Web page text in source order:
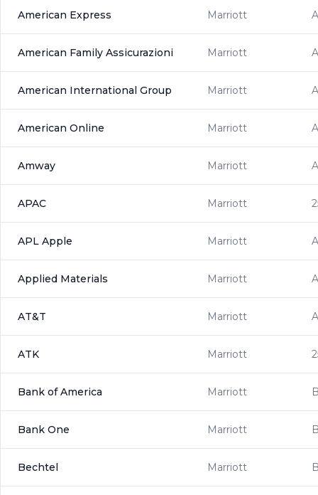
American Express Marriott
American Family Assicurazioni Marriott
American International Group Marriott
American Online Marriott
Amway Marriott
APAC Marriott
APL Apple Marriott
Applied Materials Marriott
AT&T Marriott
ATK Marriott
Bank of America Marriott
Bank One Marriott
Bechtel Marriott